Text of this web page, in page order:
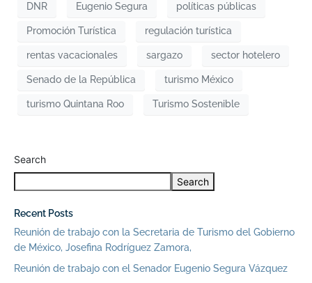
DNR Eugenio Segura políticas públicas
Promoción Turística regulación turística
rentas vacacionales sargazo sector hotelero
Senado de la República turismo México
turismo Quintana Roo Turismo Sostenible
Search
Search
Recent Posts
Reunión de trabajo con la Secretaria de Turismo del Gobierno
de México, Josefina Rodríguez Zamora,
Reunión de trabajo con el Senador Eugenio Segura Vázquez